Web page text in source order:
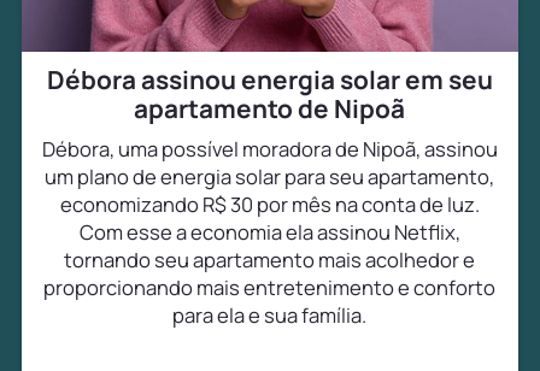
Débora assinou energia solar em seu
apartamento de Nipoã
Débora, uma possível moradora de Nipoã, assinou
um plano de energia solar para seu apartamento,
economizando R$ 30 por mês na conta de luz.
Com esse a economia ela assinou Netflix,
tornando seu apartamento mais acolhedor e
proporcionando mais entretenimento e conforto
para ela e sua família.